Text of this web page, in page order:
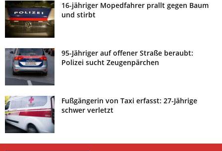
16-jähriger Mopedfahrer prallt gegen Baum
und stirbt
95-Jähriger auf offener Straße beraubt:
Polizei sucht Zeugenpärchen
Fußgängerin von Taxi erfasst: 27-Jährige
schwer verletzt